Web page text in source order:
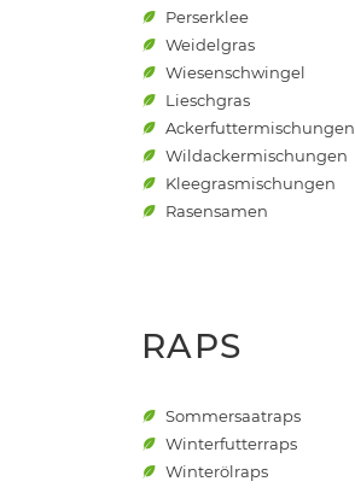
Perserklee
Weidelgras
Wiesenschwingel
Lieschgras
Ackerfuttermischungen
Wildackermischungen
Kleegrasmischungen
Rasensamen
RAPS
Sommersaatraps
Winterfutterraps
Winterölraps